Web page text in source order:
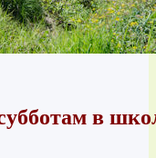
в